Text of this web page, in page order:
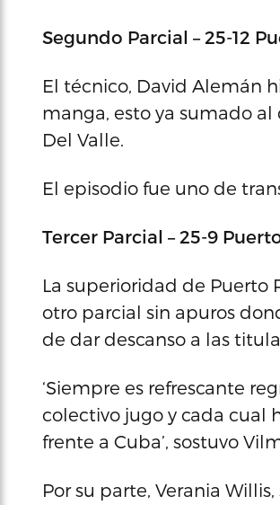
Segundo Parcial – 25-12
El técnico, David Alemán
manga, esto ya sumado
Del Valle.
El episodio fue uno de
Tercer Parcial – 25-9
La superioridad de Puerto
otro parcial sin apuros
de dar descanso a las
‘Siempre es refrescante
colectivo jugo y cada cual
frente a Cuba’, sostuvo
Por su parte, Verania